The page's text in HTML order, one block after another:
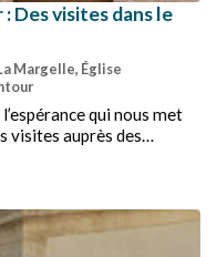
Des visites dans le
Margelle, Église
qui nous met
visites auprès des
plus ou moins
fragilité et leur